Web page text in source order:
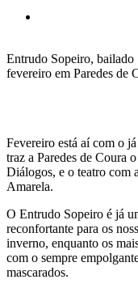
Entrudo Sopeiro, bailado
fevereiro em Paredes de
Fevereiro está aí com o
traz a Paredes de Coura
Diálogos, e o teatro com
Amarela.
O Entrudo Sopeiro é já
reconfortante para os
inverno, enquanto os
com o sempre
mascarados.